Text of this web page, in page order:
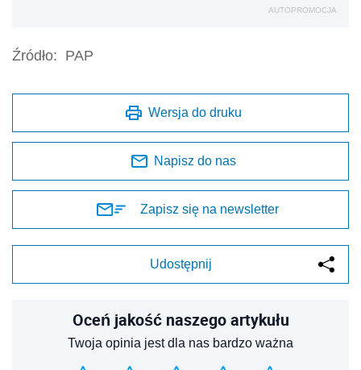
AUTOPROMOCJA
Źródło: PAP
Wersja do druku
Napisz do nas
Zapisz się na newsletter
Udostępnij
Oceń jakość naszego artykułu
Twoja opinia jest dla nas bardzo ważna